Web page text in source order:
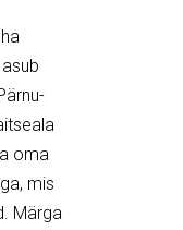
oma
mis
Märga